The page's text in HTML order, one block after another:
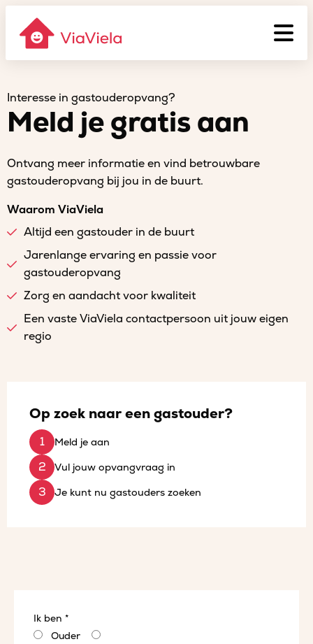
Interesse in gastouderopvang?
Meld je gratis aan
Ontvang meer informatie en vind betrouwbare
gastouderopvang bij jou in de buurt.
Waarom ViaViela
Altijd een gastouder in de buurt
Jarenlange ervaring en passie voor
gastouderopvang
Zorg en aandacht voor kwaliteit
Een vaste ViaViela contactpersoon uit jouw eigen
regio
Op zoek naar een gastouder?
Meld je aan
Vul jouw opvangvraag in
Je kunt nu gastouders zoeken
Ik ben *
Ouder